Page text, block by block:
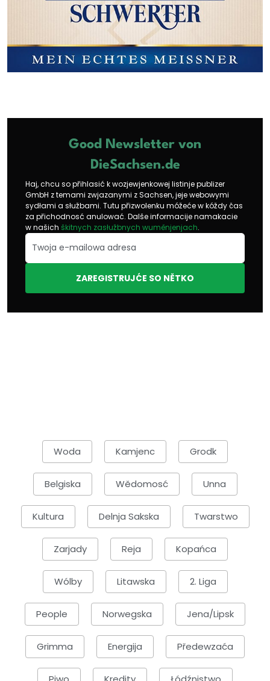
Good Newsletter von
DieSachsen.de
Haj, chcu so přihlasić k wozjewjenkowej listinje publizer
GmbH z temami zwjazanymi z Sachsen, jeje webowymi
sydłami a słužbami. Tutu přizwolenku móžeće w kóždy čas
za přichodnosć anulować. Dalše informacije namakacie
w našich škitnych zasłužbnych wuměnjenjach.
ZAREGISTRUJĆE SO NĚTKO
Woda Kamjenc Grodk
Belgiska Wědomosć Unna
Kultura Delnja Sakska Twarstwo
Zarjady Reja Kopańca
Wólby Litawska 2. Liga
People Norwegska Jena/Lipsk
Grimma Energija Předewzaća